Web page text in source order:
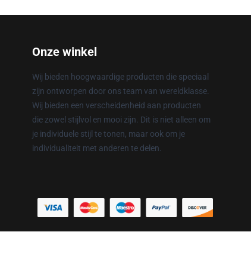
Onze winkel
Wij bieden hoogwaardige producten die speciaal
zijn ontworpen door ons team van wereldklasse.
Wij bieden een verscheidenheid aan producten
die zowel stijlvol en mooi zijn. Dit is niet alleen om
je individuele stijl te tonen, maar ook om je
individualiteit met anderen te delen.